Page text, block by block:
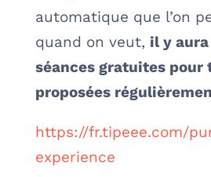
automatique que l’on
quand on veut, il y
séances gratuites pour
proposées
https://fr.tipeee.com/
experience